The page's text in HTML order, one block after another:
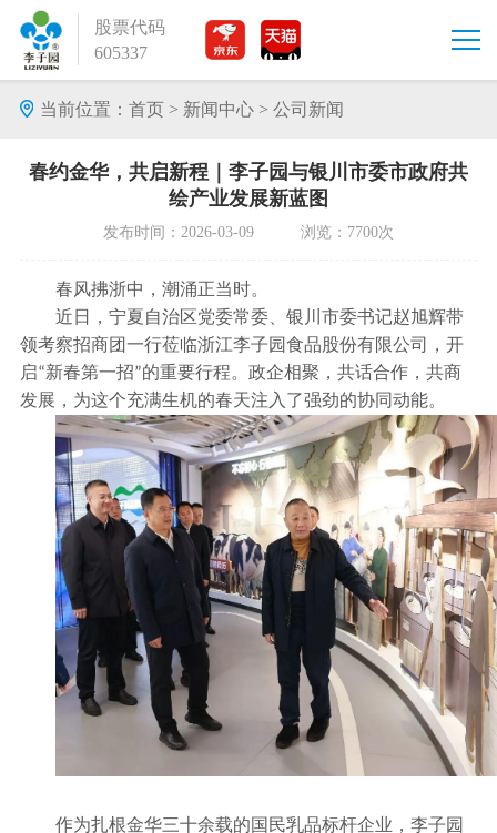
股票代码
605337
当前位置： 首页> 新闻中心> 公司新闻
春约金华，共启新程｜李子园与银川市委市政府共
绘产业发展新蓝图
发布时间：2026-03-09 浏览：7700次
春风拂浙中，潮涌正当时。
近日，宁夏自治区党委常委、银川市委书记赵旭辉带
领考察招商团一行莅临浙江李子园食品股份有限公司，开
启“新春第一招”的重要行程。政企相聚，共话合作，共商
发展，为这个充满生机的春天注入了强劲的协同动能。
作为扎根金华三十余载的国民乳品标杆企业，李子园